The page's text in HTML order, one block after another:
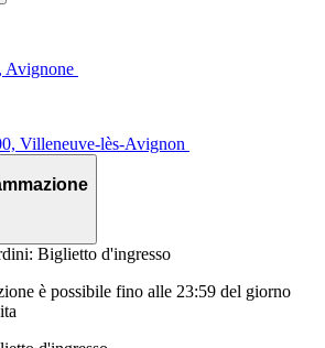
Avignone
Villeneuve-lès-Avignon
Biglietto d'ingresso
è possibile fino alle 23:59 del giorno